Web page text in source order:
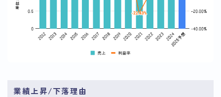
業績上昇/下落理由